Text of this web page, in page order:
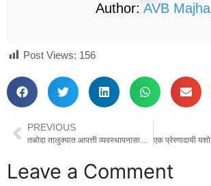
Author: AVB Majha
Post Views: 156
PREVIOUS
Leave a Comment